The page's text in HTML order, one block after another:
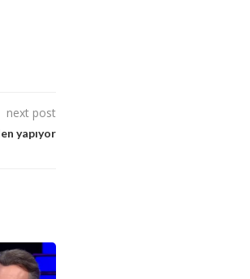
next post
yapıyor